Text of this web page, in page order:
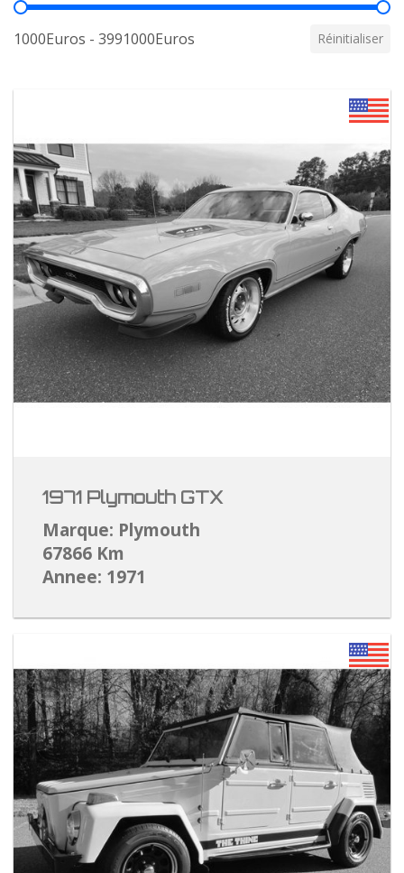
Prix
1000Euros - 3991000Euros Réinitialiser
1971 Plymouth GTX
Marque: Plymouth
67866 Km
Annee: 1971